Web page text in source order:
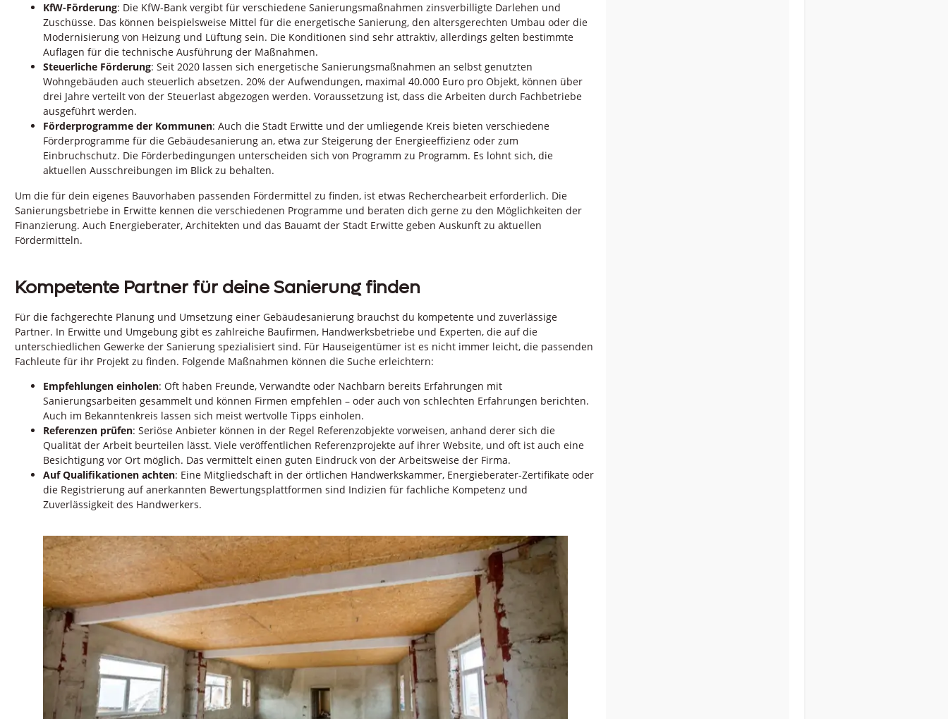
KfW-Förderung: Die KfW-Bank vergibt für verschiedene Sanierungsmaßnahmen zinsverbilligte Darlehen und
Zuschüsse. Das können beispielsweise Mittel für die energetische Sanierung, den altersgerechten Umbau oder die
Modernisierung von Heizung und Lüftung sein. Die Konditionen sind sehr attraktiv, allerdings gelten bestimmte
Auflagen für die technische Ausführung der Maßnahmen.
Steuerliche Förderung: Seit 2020 lassen sich energetische Sanierungsmaßnahmen an selbst genutzten
Wohngebäuden auch steuerlich absetzen. 20% der Aufwendungen, maximal 40.000 Euro pro Objekt, können über
drei Jahre verteilt von der Steuerlast abgezogen werden. Voraussetzung ist, dass die Arbeiten durch Fachbetriebe
ausgeführt werden.
Förderprogramme der Kommunen: Auch die Stadt Erwitte und der umliegende Kreis bieten verschiedene
Förderprogramme für die Gebäudesanierung an, etwa zur Steigerung der Energieeffizienz oder zum
Einbruchschutz. Die Förderbedingungen unterscheiden sich von Programm zu Programm. Es lohnt sich, die
aktuellen Ausschreibungen im Blick zu behalten.
Um die für dein eigenes Bauvorhaben passenden Fördermittel zu finden, ist etwas Recherchearbeit erforderlich. Die
Sanierungsbetriebe in Erwitte kennen die verschiedenen Programme und beraten dich gerne zu den Möglichkeiten der
Finanzierung. Auch Energieberater, Architekten und das Bauamt der Stadt Erwitte geben Auskunft zu aktuellen
Fördermitteln.
Kompetente Partner für deine Sanierung finden
Für die fachgerechte Planung und Umsetzung einer Gebäudesanierung brauchst du kompetente und zuverlässige
Partner. In Erwitte und Umgebung gibt es zahlreiche Baufirmen, Handwerksbetriebe und Experten, die auf die
unterschiedlichen Gewerke der Sanierung spezialisiert sind. Für Hauseigentümer ist es nicht immer leicht, die passenden
Fachleute für ihr Projekt zu finden. Folgende Maßnahmen können die Suche erleichtern:
Empfehlungen einholen: Oft haben Freunde, Verwandte oder Nachbarn bereits Erfahrungen mit
Sanierungsarbeiten gesammelt und können Firmen empfehlen – oder auch von schlechten Erfahrungen berichten.
Auch im Bekanntenkreis lassen sich meist wertvolle Tipps einholen.
Referenzen prüfen: Seriöse Anbieter können in der Regel Referenzobjekte vorweisen, anhand derer sich die
Qualität der Arbeit beurteilen lässt. Viele veröffentlichen Referenzprojekte auf ihrer Website, und oft ist auch eine
Besichtigung vor Ort möglich. Das vermittelt einen guten Eindruck von der Arbeitsweise der Firma.
Auf Qualifikationen achten: Eine Mitgliedschaft in der örtlichen Handwerkskammer, Energieberater-Zertifikate oder
die Registrierung auf anerkannten Bewertungsplattformen sind Indizien für fachliche Kompetenz und
Zuverlässigkeit des Handwerkers.